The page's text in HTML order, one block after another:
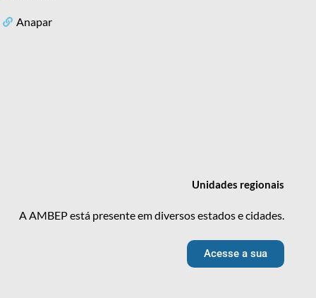
Anapar
Unidades regionais
A AMBEP está presente em diversos estados e cidades.
Acesse a sua